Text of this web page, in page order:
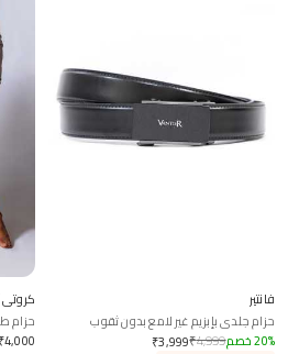
فانتير
حزام جلدي بإبزيم غير لامع بدون ثقوب
₹3,999₹4,999 20% خصم
حزام
واحدة₹4,000